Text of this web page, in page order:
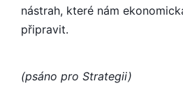
nástrah, které nám
připravit.
(psáno pro Strategii)